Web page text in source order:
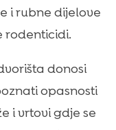
i rubne dijelove
rodenticidi.
donosi
opasnosti
i vrtovi gdje se